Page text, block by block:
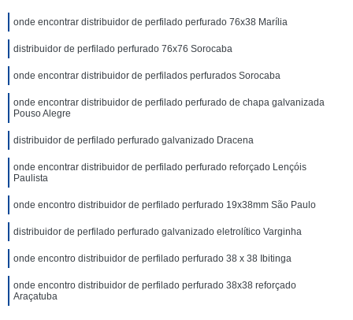
onde encontrar distribuidor de perfilado perfurado 76x38 Marília
distribuidor de perfilado perfurado 76x76 Sorocaba
onde encontrar distribuidor de perfilados perfurados Sorocaba
onde encontrar distribuidor de perfilado perfurado de chapa galvanizada
Pouso Alegre
distribuidor de perfilado perfurado galvanizado Dracena
onde encontrar distribuidor de perfilado perfurado reforçado Lençóis
Paulista
onde encontro distribuidor de perfilado perfurado 19x38mm São Paulo
distribuidor de perfilado perfurado galvanizado eletrolítico Varginha
onde encontro distribuidor de perfilado perfurado 38 x 38 Ibitinga
onde encontro distribuidor de perfilado perfurado 38x38 reforçado
Araçatuba